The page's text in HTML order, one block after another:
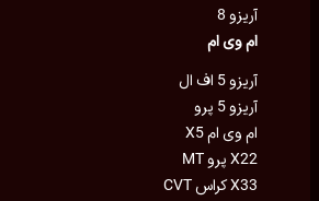
آریزو 8
ام وی ام
آریزو 5 اف ال
آریزو 5 پرو
ام وی ام X5
X22 پرو MT
X33 کراس CVT